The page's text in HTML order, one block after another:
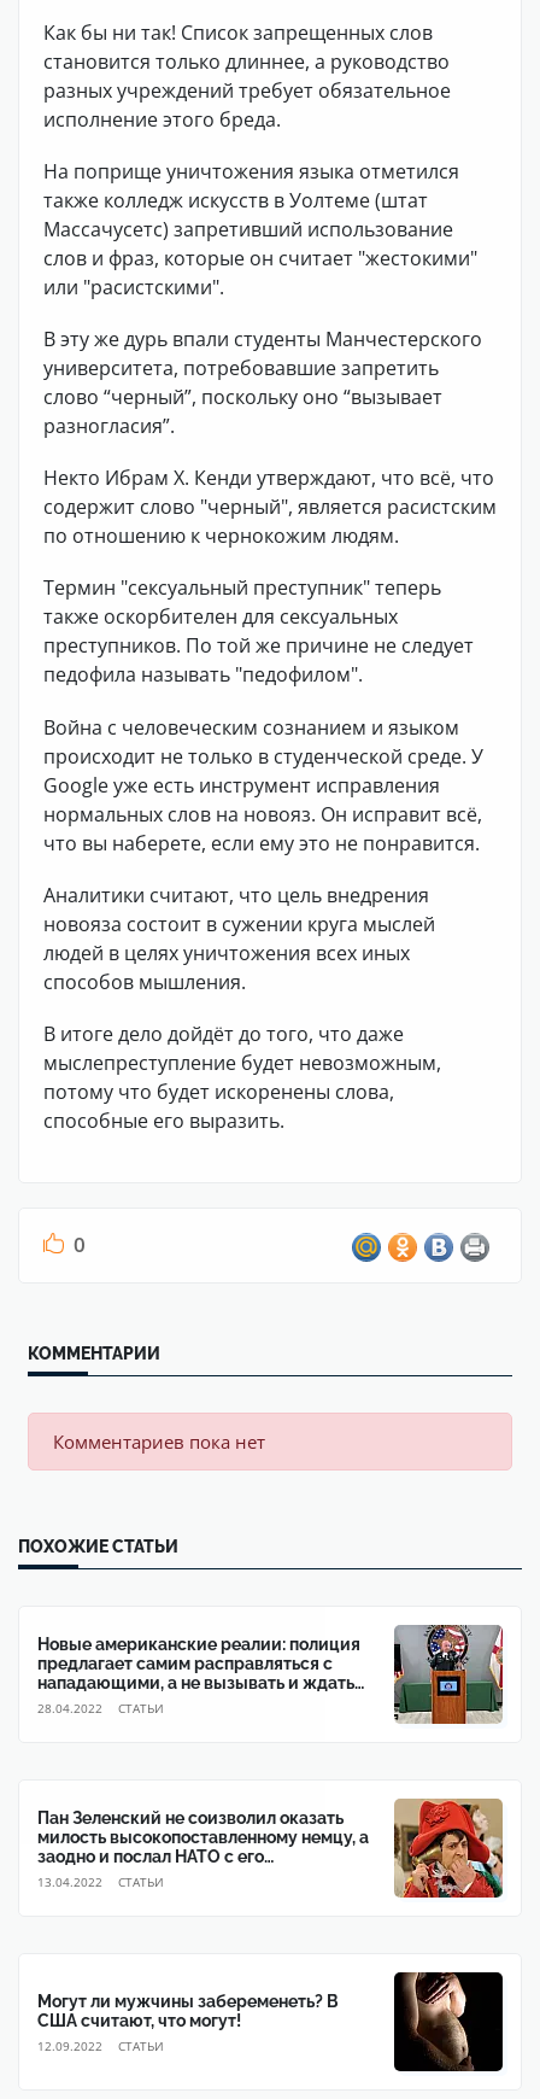
Как бы ни так! Список запрещенных слов
становится только длиннее, а руководство
разных учреждений требует обязательное
исполнение этого бреда.
На поприще уничтожения языка отметился
также колледж искусств в Уолтеме (штат
Массачусетс) запретивший использование
слов и фраз, которые он считает "жестокими"
или "расистскими".
В эту же дурь впали студенты Манчестерского
университета, потребовавшие запретить
слово “черный”, поскольку оно “вызывает
разногласия”.
Некто Ибрам Х. Кенди утверждают, что всё, что
содержит слово "черный", является расистским
по отношению к чернокожим людям.
Термин "сексуальный преступник" теперь
также оскорбителен для сексуальных
преступников. По той же причине не следует
педофила называть "педофилом".
Война с человеческим сознанием и языком
происходит не только в студенческой среде. У
Google уже есть инструмент исправления
нормальных слов на новояз. Он исправит всё,
что вы наберете, если ему это не понравится.
Аналитики считают, что цель внедрения
новояза состоит в сужении круга мыслей
людей в целях уничтожения всех иных
способов мышления.
В итоге дело дойдёт до того, что даже
мыслепреступление будет невозможным,
потому что будет искоренены слова,
способные его выразить.
0
КОММЕНТАРИИ
Комментариев пока нет
ПОХОЖИЕ СТАТЬИ
Новые американские реалии: полиция
предлагает самим расправляться с
нападающими, а не вызывать и ждать
полицейских
28.04.2022 CТАТЬИ
Пан Зеленский не соизволил оказать
милость высокопоставленному немцу, а
заодно и послал НАТО с его
дипломатией
13.04.2022 CТАТЬИ
Могут ли мужчины забеременеть? В
США считают, что могут!
12.09.2022 CТАТЬИ